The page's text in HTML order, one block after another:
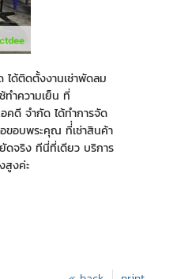
ด้ติดตั้งงานเช่าพัดลม
ทำความเย็น ที่
คดี จำกัด ได้ทำการจัด
ขอบพระคุณ ที่่เช่าสินค้า
ดจริง ทีนี่ที่เดียว บริการ
งค่ะ